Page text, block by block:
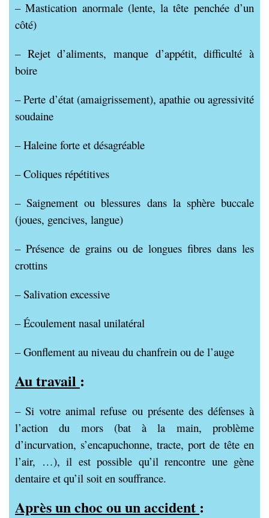
– Mastication anormale (lente, la tête penchée d’un
côté)
– Rejet d’aliments, manque d’appétit, difficulté à
boire
– Perte d’état (amaigrissement), apathie ou agressivité
soudaine
– Haleine forte et désagréable
– Coliques répétitives
– Saignement ou blessures dans la sphère buccale
(joues, gencives, langue)
– Présence de grains ou de longues fibres dans les
crottins
– Salivation excessive
– Écoulement nasal unilatéral
– Gonflement au niveau du chanfrein ou de l’auge
Au travail :
– Si votre animal refuse ou présente des défenses à
l’action du mors (bat à la main, problème
d’incurvation, s’encapuchonne, tracte, port de tête en
l’air, …), il est possible qu’il rencontre une gène
dentaire et qu’il soit en souffrance.
Après un choc ou un accident :